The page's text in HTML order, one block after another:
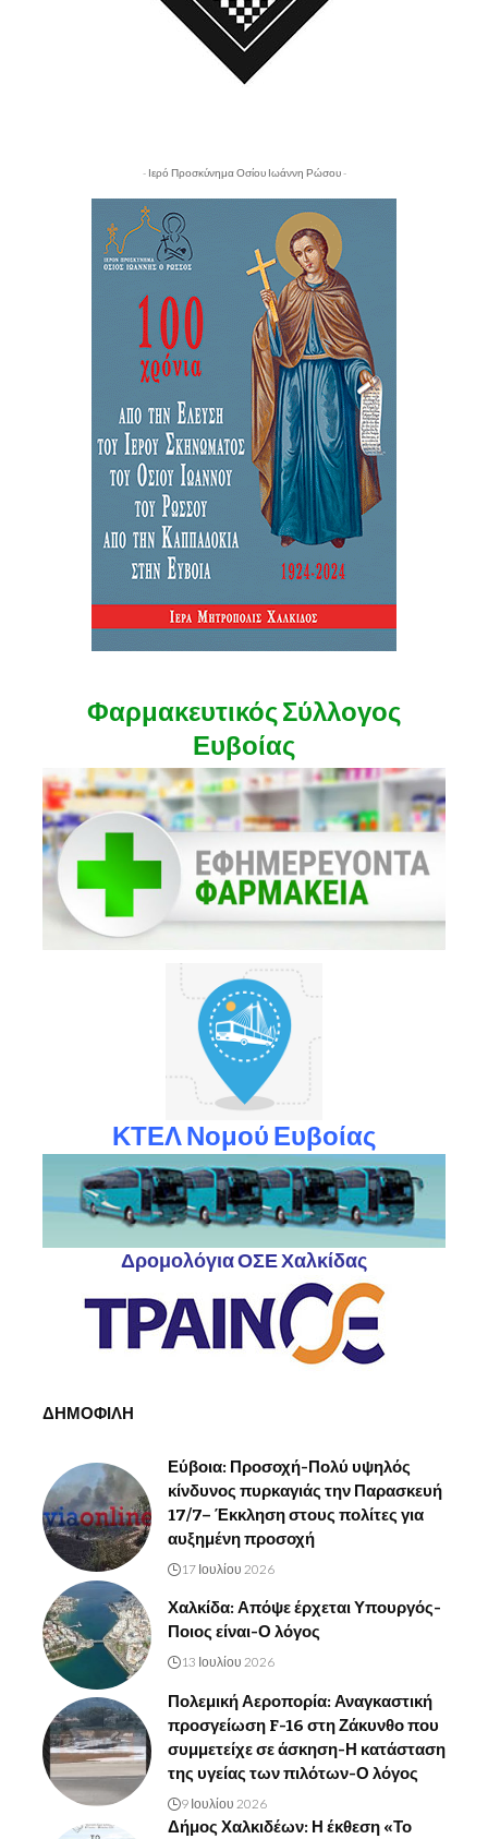
- Ιερό Προσκύνημα Οσίου Ιωάννη Ρώσου -
Φαρμακευτικός Σύλλογος
Ευβοίας
ΚΤΕΛ Νομού Ευβοίας
Δρομολόγια ΟΣΕ Χαλκίδας
ΔΗΜΟΦΙΛΗ
Εύβοια: Προσοχή-Πολύ υψηλός
κίνδυνος πυρκαγιάς την Παρασκευή
17/7– Έκκληση στους πολίτες για
αυξημένη προσοχή
17 Ιουλίου 2026
Χαλκίδα: Απόψε έρχεται Υπουργός-
Ποιος είναι-Ο λόγος
13 Ιουλίου 2026
Πολεμική Αεροπορία: Αναγκαστική
προσγείωση F-16 στη Ζάκυνθο που
συμμετείχε σε άσκηση-Η κατάσταση
της υγείας των πιλότων-Ο λόγος
9 Ιουλίου 2026
Δήμος Χαλκιδέων: Η έκθεση «Το